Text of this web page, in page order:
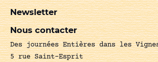
Newsletter
Nous contacter
Des journées Entières dans les
5 rue Saint-Esprit